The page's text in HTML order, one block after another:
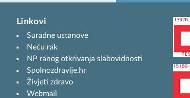
Linkovi
Suradne ustanove
Neću rak
NP ranog otkrivanja slabovidnosti
Spolnozdravlje.hr
Živjeti zdravo
Webmail